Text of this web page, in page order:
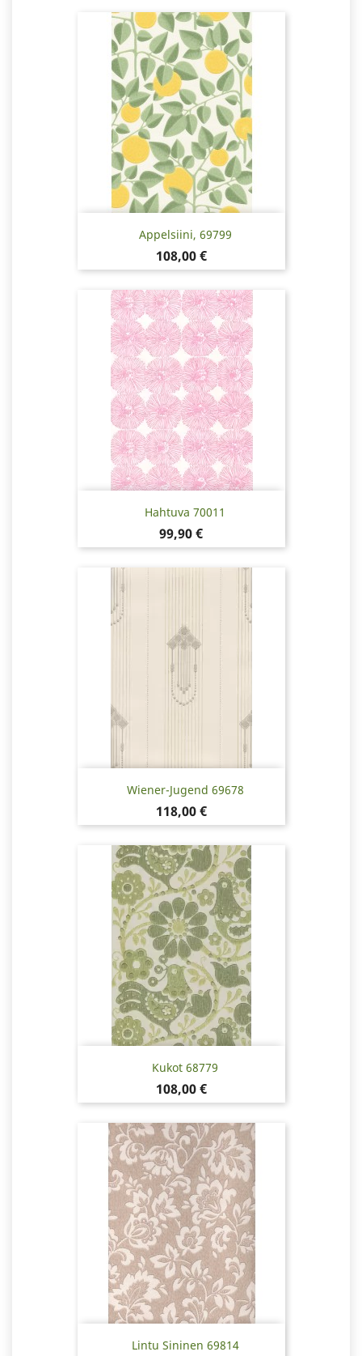
Appelsiini, 69799
Hinta
108,00 €
Hahtuva 70011
Hinta
99,90 €
Wiener-Jugend 69678
Hinta
118,00 €
Kukot 68779
Hinta
108,00 €
Lintu Sininen 69814